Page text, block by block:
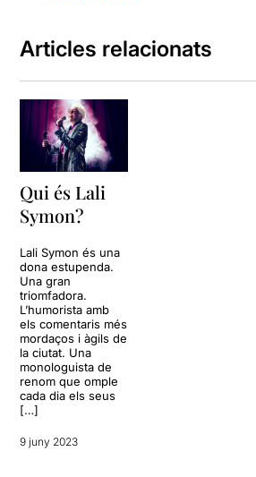
Articles relacionats
Qui és Lali
Symon?
Lali Symon és una
dona estupenda.
Una gran
triomfadora.
L’humorista amb
els comentaris més
mordaços i àgils de
la ciutat. Una
monologuista de
renom que omple
cada dia els seus
[…]
9 juny 2023